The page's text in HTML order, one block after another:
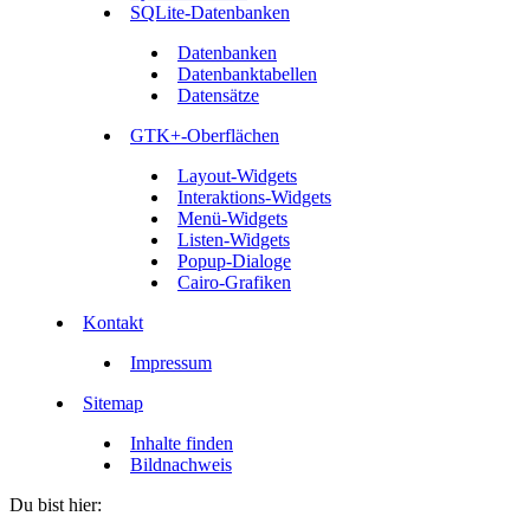
SQLite-Datenbanken
Datenbanken
Datenbanktabellen
Datensätze
GTK+-Oberflächen
Layout-Widgets
Interaktions-Widgets
Menü-Widgets
Listen-Widgets
Popup-Dialoge
Cairo-Grafiken
Kontakt
Impressum
Sitemap
Inhalte finden
Bildnachweis
Du bist hier: